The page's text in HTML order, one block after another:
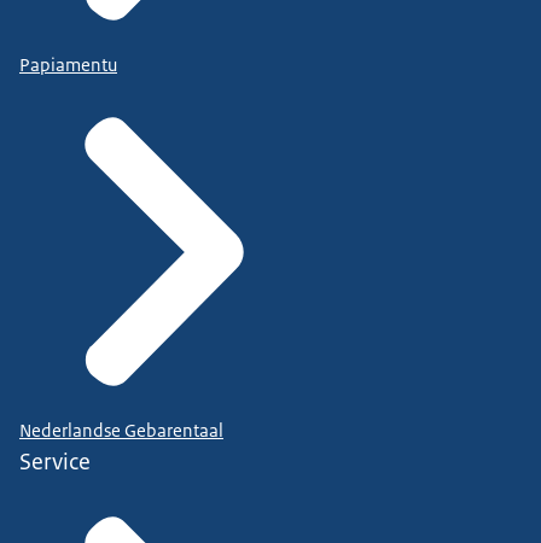
Papiamentu
Nederlandse Gebarentaal
Service